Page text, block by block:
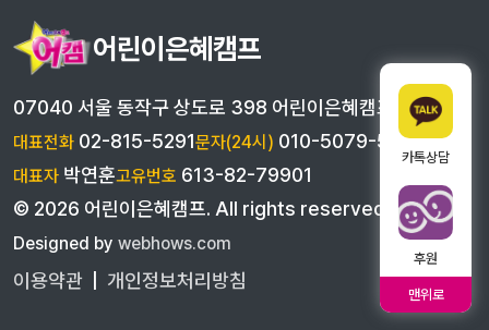
카톡상담
후원
맨위로
어린이은혜캠프
07040 서울 동작구 상도로 398 어린이은혜캠프
대표전화 02-815-5291문자(24시) 010-5079-5291
대표자 박연훈고유번호 613-82-79901
© 2026 어린이은혜캠프. All rights reserved
Designed by webhows.com
이용약관 개인정보처리방침